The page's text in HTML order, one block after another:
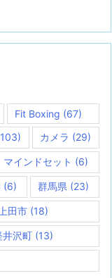
Fit Boxing (67)
カメラ (29)
マインドセット (6)
(6) 群馬県 (23)
田市(18)
沢町 (13)